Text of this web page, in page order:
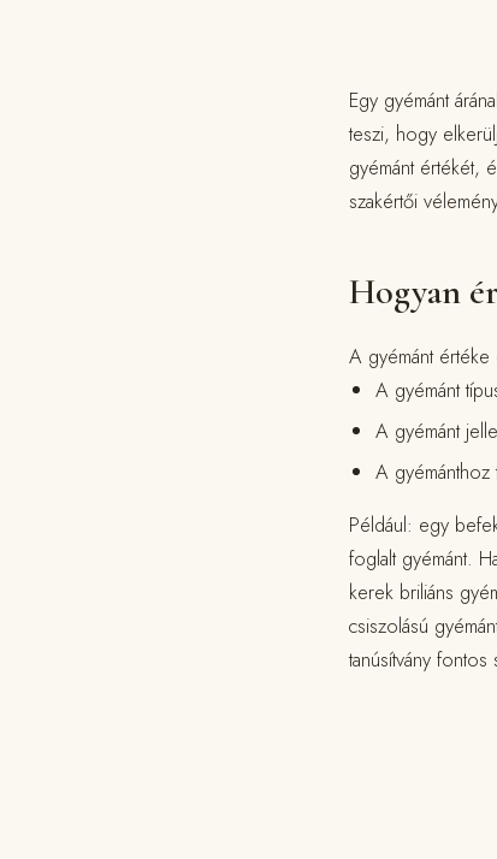
Egy gyémánt
teszi, hogy
gyémánt értékét,
szakértői
Hogyan
A gyémánt
A gyémánt
A gyémánt
A gyémánthoz
Például: egy
foglalt gyémánt.
kerek briliáns
csiszolású
tanúsítvány